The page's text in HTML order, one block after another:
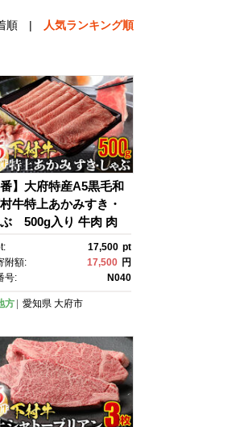
順 | 人気ランキング順
番】大府特産A5黒毛和
牛特上あかみすき・
ぶ 500g入り 牛肉 肉
17,500 pt
附額:
17,500 円
号:
N040
方 愛知県 大府市